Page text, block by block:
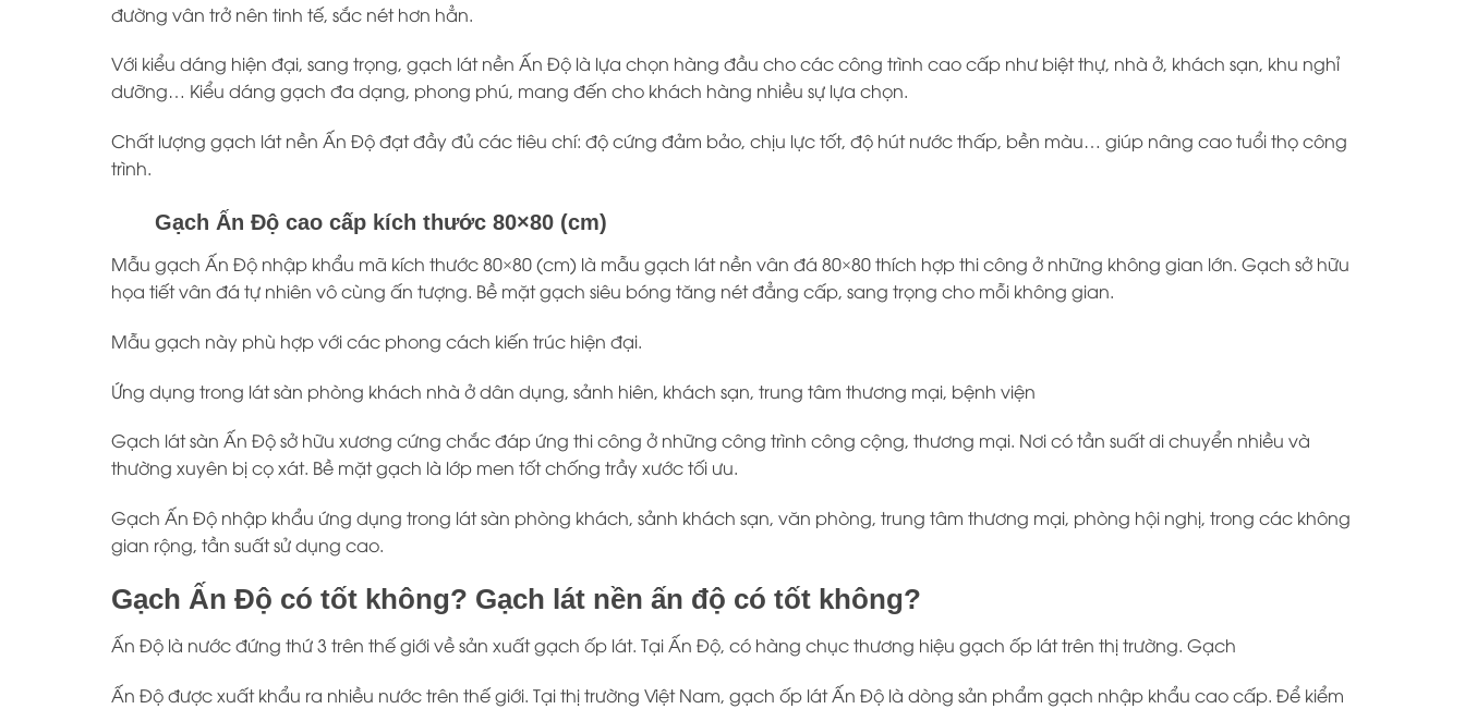
đường vân trở nên tinh tế, sắc nét hơn hẳn.
Với kiểu dáng hiện đại, sang trọng, gạch lát nền Ấn Độ là lựa chọn hàng đầu cho các công trình cao cấp như biệt thự, nhà ở, khách sạn, khu nghỉ
dưỡng… Kiểu dáng gạch đa dạng, phong phú, mang đến cho khách hàng nhiều sự lựa chọn.
Chất lượng gạch lát nền Ấn Độ đạt đầy đủ các tiêu chí: độ cứng đảm bảo, chịu lực tốt, độ hút nước thấp, bền màu… giúp nâng cao tuổi thọ công
trình.
Gạch Ấn Độ cao cấp kích thước 80×80 (cm)
Mẫu gạch Ấn Độ nhập khẩu mã kích thước 80×80 (cm) là mẫu gạch lát nền vân đá 80×80 thích hợp thi công ở những không gian lớn. Gạch sở hữu
họa tiết vân đá tự nhiên vô cùng ấn tượng. Bề mặt gạch siêu bóng tăng nét đẳng cấp, sang trọng cho mỗi không gian.
Mẫu gạch này phù hợp với các phong cách kiến trúc hiện đại.
Ứng dụng trong lát sàn phòng khách nhà ở dân dụng, sảnh hiên, khách sạn, trung tâm thương mại, bệnh viện
Gạch lát sàn Ấn Độ sở hữu xương cứng chắc đáp ứng thi công ở những công trình công cộng, thương mại. Nơi có tần suất di chuyển nhiều và
thường xuyên bị cọ xát. Bề mặt gạch là lớp men tốt chống trầy xước tối ưu.
Gạch Ấn Độ nhập khẩu ứng dụng trong lát sàn phòng khách, sảnh khách sạn, văn phòng, trung tâm thương mại, phòng hội nghị, trong các không
gian rộng, tần suất sử dụng cao.
Gạch Ấn Độ có tốt không? Gạch lát nền ấn độ có tốt không?
Ấn Độ là nước đứng thứ 3 trên thế giới về sản xuất gạch ốp lát. Tại Ấn Độ, có hàng chục thương hiệu gạch ốp lát trên thị trường. Gạch
Ấn Độ được xuất khẩu ra nhiều nước trên thế giới. Tại thị trường Việt Nam, gạch ốp lát Ấn Độ là dòng sản phẩm gạch nhập khẩu cao cấp. Để kiểm